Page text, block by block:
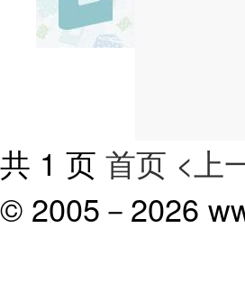
共 1 页 首页 <上
© 2005－ 2026